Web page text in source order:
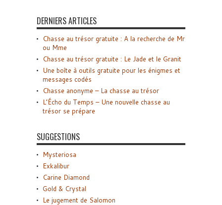
DERNIERS ARTICLES
Chasse au trésor gratuite : A la recherche de Mr
ou Mme
Chasse au trésor gratuite : Le Jade et le Granit
Une boîte à outils gratuite pour les énigmes et
messages codés
Chasse anonyme – La chasse au trésor
L’Écho du Temps – Une nouvelle chasse au
trésor se prépare
SUGGESTIONS
Mysteriosa
Exkalibur
Carine Diamond
Gold & Crystal
Le jugement de Salomon